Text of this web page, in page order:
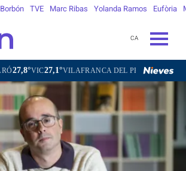
TVE Marc Ribas Yolanda Ramos Eufòria
CA
VILAFRANCA DEL PENEDÈS26,7°VILANOVA I LA